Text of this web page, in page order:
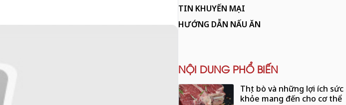
TIN KHUYẾN MẠI
HƯỚNG DẪN NẤU ĂN
NỘI DUNG PHỔ BIẾN
Thịt bò và những lợi ích sức
khỏe mang đến cho cơ thể